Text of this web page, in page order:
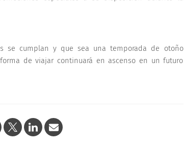
se cumplan y que sea una temporada de otoño
de viajar continuará en ascenso en un futuro